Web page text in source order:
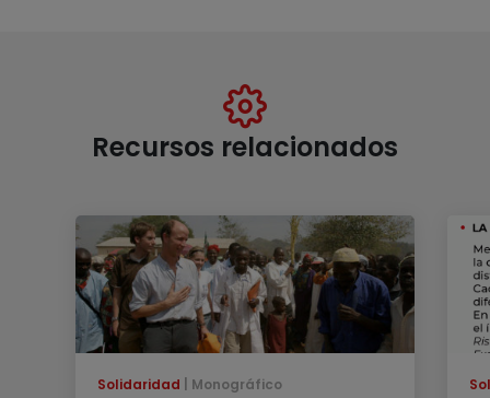
Recursos relacionados
Solidaridad Monográfico